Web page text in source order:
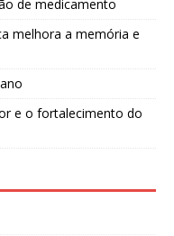
de medicamento
melhora a memória e
e o fortalecimento do